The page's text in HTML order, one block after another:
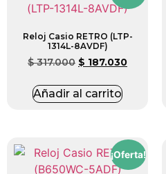
Reloj Casio RETRO (LTP-
1314L-8AVDF)
$317.000 $ 187.030
Añadir al carrito
¡Oferta!